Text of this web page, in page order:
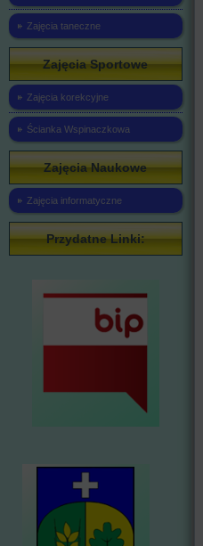
Zajęcia taneczne
Zajęcia Sportowe
Zajęcia korekcyjne
Ścianka Wspinaczkowa
Zajęcia Naukowe
Zajęcia informatyczne
Przydatne Linki: